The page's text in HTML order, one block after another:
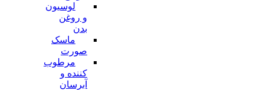
لوسیون
و روغن
بدن
ماسک
صورت
مرطوب
کننده و
آبرسان